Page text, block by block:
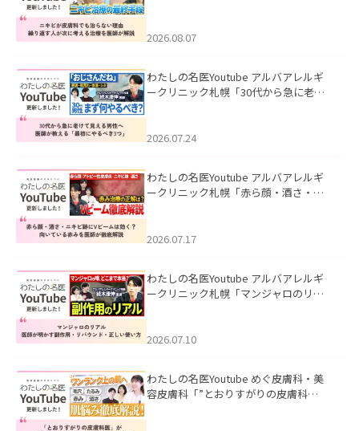
ました。
2026.08.07
わたしの名医Youtube アルバアレルギ
ークリニック札幌「30代から急に老け
た。
2026.07.24
わたしの名医Youtube アルバアレルギ
ークリニック札幌「赤ら顔・酒さ・ニ
した。
2026.07.17
わたしの名医Youtube アルバアレルギ
ークリニック札幌「マンジャロのリア
た。
2026.07.10
わたしの名医Youtube めぐ皮膚科・美
容皮膚科「”とおりすがりの皮膚科